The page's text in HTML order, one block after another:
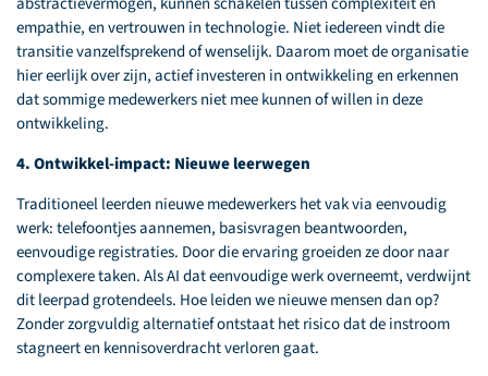
empathie, en vertrouwen in technologie. Niet iedereen vindt die
transitie vanzelfsprekend of wenselijk. Daarom moet de organisatie
hier eerlijk over zijn, actief investeren in ontwikkeling en erkennen
dat sommige medewerkers niet mee kunnen of willen in deze
ontwikkeling.
4. Ontwikkel-impact: Nieuwe leerwegen
Traditioneel leerden nieuwe medewerkers het vak via eenvoudig
werk: telefoontjes aannemen, basisvragen beantwoorden,
eenvoudige registraties. Door die ervaring groeiden ze door naar
complexere taken. Als AI dat eenvoudige werk overneemt, verdwijnt
dit leerpad grotendeels. Hoe leiden we nieuwe mensen dan op?
Zonder zorgvuldig alternatief ontstaat het risico dat de instroom
stagneert en kennisoverdracht verloren gaat.